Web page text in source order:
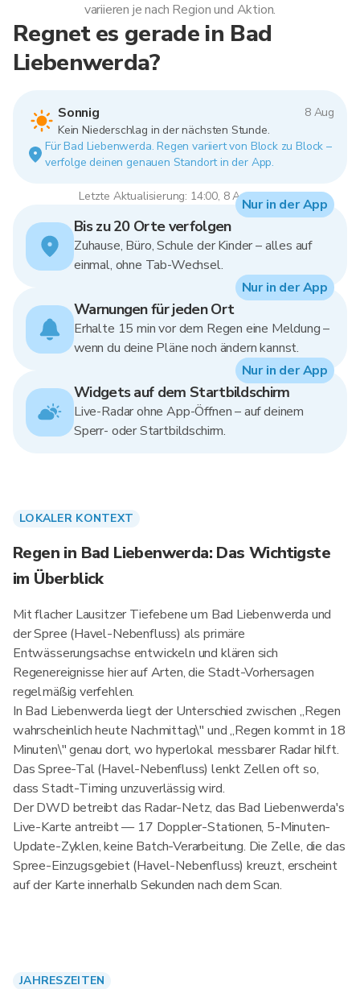
Regnet es gerade in Bad
Liebenwerda?
Sonnig
8 Aug
Kein Niederschlag in der nächsten Stunde.
Für Bad Liebenwerda. Regen variiert von Block zu Block –
verfolge deinen genauen Standort in der App.
Letzte Aktualisierung: 14:00, 8 Aug 2026
variieren je nach Region und Aktion.
Bis zu 20 Orte verfolgen
Zuhause, Büro, Schule der Kinder – alles auf
einmal, ohne Tab-Wechsel.
Nur in der App
Warnungen für jeden Ort
Erhalte 15 min vor dem Regen eine Meldung –
wenn du deine Pläne noch ändern kannst.
Nur in der App
Widgets auf dem Startbildschirm
Live-Radar ohne App-Öffnen – auf deinem
Sperr- oder Startbildschirm.
Nur in der App
LOKALER KONTEXT
Regen in Bad Liebenwerda: Das Wichtigste
im Überblick
Mit flacher Lausitzer Tiefebene um Bad Liebenwerda und
der Spree (Havel-Nebenfluss) als primäre
Entwässerungsachse entwickeln und klären sich
Regenereignisse hier auf Arten, die Stadt-Vorhersagen
regelmäßig verfehlen.
In Bad Liebenwerda liegt der Unterschied zwischen „Regen
wahrscheinlich heute Nachmittag\" und „Regen kommt in 18
Minuten\" genau dort, wo hyperlokal messbarer Radar hilft.
Das Spree-Tal (Havel-Nebenfluss) lenkt Zellen oft so,
dass Stadt-Timing unzuverlässig wird.
Der DWD betreibt das Radar-Netz, das Bad Liebenwerda's
Live-Karte antreibt — 17 Doppler-Stationen, 5-Minuten-
Update-Zyklen, keine Batch-Verarbeitung. Die Zelle, die das
Spree-Einzugsgebiet (Havel-Nebenfluss) kreuzt, erscheint
auf der Karte innerhalb Sekunden nach dem Scan.
JAHRESZEITEN